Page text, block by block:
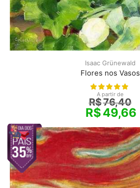
Isaac Grünewald
Flores nos Vasos
A partir de
R$76,40
R$49,66